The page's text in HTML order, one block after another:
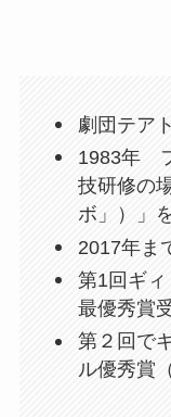
劇団テア
1983年
技研修の
ボ」）」
2017年ま
第1回ギ
最優秀賞
第２回で
ル優秀賞